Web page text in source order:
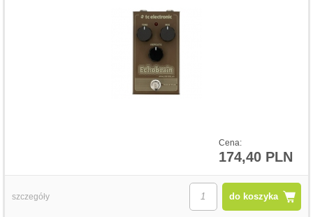
Cena:
174,40 PLN
do koszyka
szczegóły